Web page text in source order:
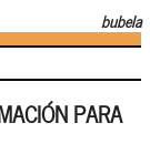
bubela
PARA